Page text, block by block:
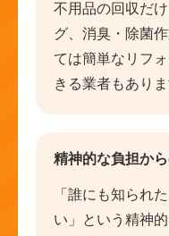
不用品の回収だ
グ、消臭・除菌
ては簡単なリフ
きる業者もありま
精神的な負担か
「誰にも知られ
い」という精神